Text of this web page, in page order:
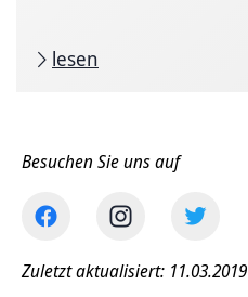
lesen
Besuchen Sie uns auf
Zuletzt aktualisiert: 11.03.2019